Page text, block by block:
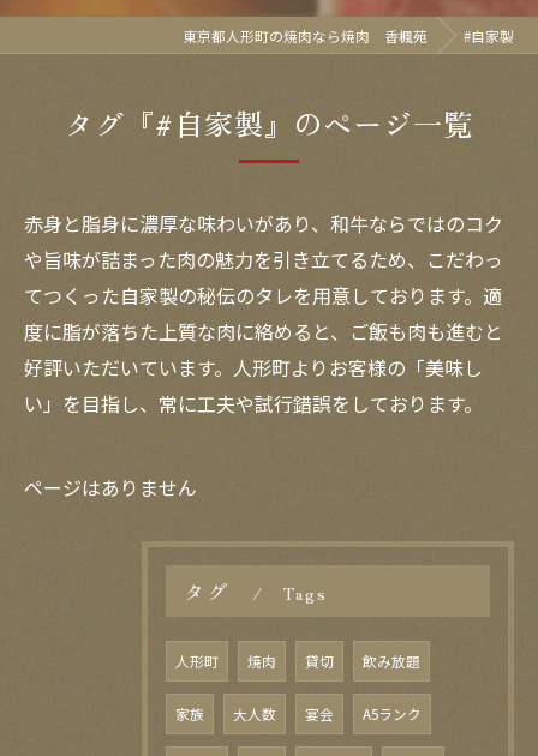
東京都人形町の焼肉なら焼肉 香楓苑 #自家製
タグ『#自家製』のページ一覧
赤身と脂身に濃厚な味わいがあり、和牛ならではのコク
や旨味が詰まった肉の魅力を引き立てるため、こだわっ
てつくった自家製の秘伝のタレを用意しております。適
度に脂が落ちた上質な肉に絡めると、ご飯も肉も進むと
好評いただいています。人形町よりお客様の「美味し
い」を目指し、常に工夫や試行錯誤をしております。
ページはありません
タグ Tags
人形町 焼肉 貸切 飲み放題
家族 大人数 宴会 A5ランク